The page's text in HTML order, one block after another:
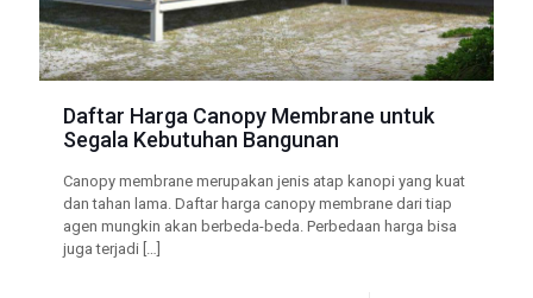
Daftar Harga Canopy Membrane untuk
Segala Kebutuhan Bangunan
Canopy membrane merupakan jenis atap kanopi yang kuat
dan tahan lama. Daftar harga canopy membrane dari tiap
agen mungkin akan berbeda-beda. Perbedaan harga bisa
juga terjadi […]